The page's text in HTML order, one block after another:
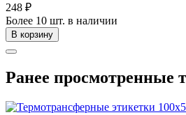
248 ₽
Более 10 шт. в наличии
В корзину
Ранее просмотренные